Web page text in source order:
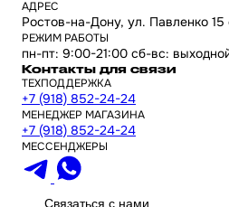
АДРЕС
Ростов-на-Дону, ул. Павленко 15
РЕЖИМ РАБОТЫ
пн-пт: 9:00-21:00 сб-вс:
Контакты для связи
ТЕХПОДДЕРЖКА
+7 (918) 852-24-24
МЕНЕДЖЕР МАГАЗИНА
+7 (918) 852-24-24
МЕССЕНДЖЕРЫ
Связаться с нами